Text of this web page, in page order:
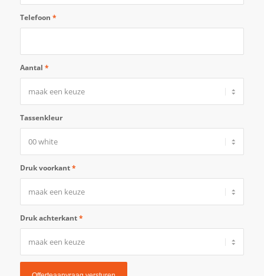
Telefoon *
Aantal *
Tassenkleur
Druk voorkant*
Druk achterkant*